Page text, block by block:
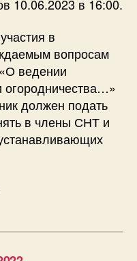
10.06.2023 в 16:00.
в
вопросам
ведении
огородничества…»
должен подать
в члены СНТ и